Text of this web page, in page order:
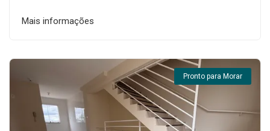
Mais informações
Pronto para Morar